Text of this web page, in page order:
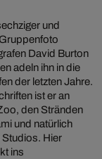
und
David Burton
adeln ihn in die
der letzten Jahre.
ist er an
den Stränden
und natürlich
Studios. Hier
ins